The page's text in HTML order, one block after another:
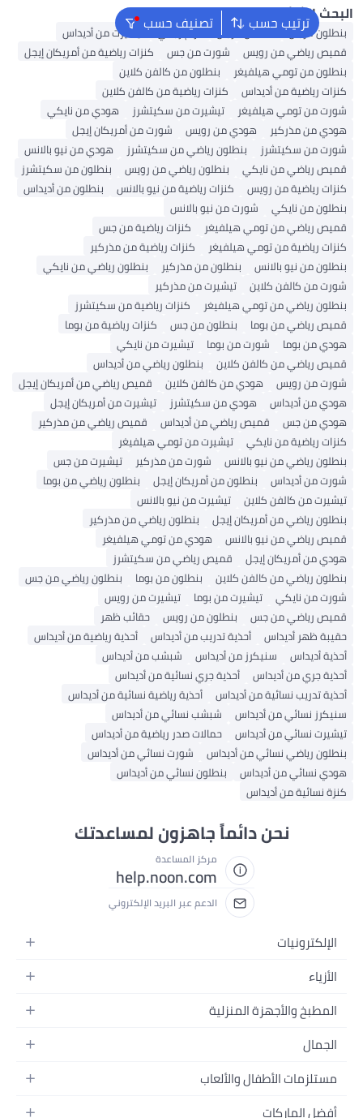
ترتيب حسب تصنيف حسب الشائع
للرجال قمصان للرجال حزام رجالي
تيشيرت من أديداس
رياضي من رويس
شورت من جس
كنزات رياضية من أمريكان إيجل
من تومي هيلفيغر
بنطلون من كالفن كلاين
رياضية من أديداس
كنزات رياضية من كالفن كلاين
من تومي هيلفيغر
تيشيرت من سكيتشرز
هودي من نايكي
من مذركير
هودي من رويس
شورت من أمريكان إيجل
من سكيتشرز
بنطلون رياضي من سكيتشرز
هودي من نيو بالانس
رياضي من نايكي
بنطلون رياضي من رويس
بنطلون من سكيتشرز
رياضية من رويس
كنزات رياضية من نيو بالانس
بنطلون من أديداس
من نايكي
شورت من نيو بالانس
رياضي من تومي هيلفيغر
كنزات رياضية من جس
رياضية من تومي هيلفيغر
كنزات رياضية من مذركير
من نيو بالانس
بنطلون من مذركير
بنطلون رياضي من نايكي
من كالفن كلاين
تيشيرت من مذركير
رياضي من تومي هيلفيغر
كنزات رياضية من سكيتشرز
رياضي من بوما
بنطلون من جس
كنزات رياضية من بوما
من بوما
شورت من بوما
تيشيرت من نايكي
رياضي من كالفن كلاين
بنطلون رياضي من أديداس
من رويس
هودي من كالفن كلاين
قميص رياضي من أمريكان إيجل
من أديداس
هودي من سكيتشرز
تيشيرت من أمريكان إيجل
من جس
قميص رياضي من أديداس
قميص رياضي من مذركير
رياضية من نايكي
تيشيرت من تومي هيلفيغر
رياضي من نيو بالانس
شورت من مذركير
تيشيرت من جس
من أديداس
بنطلون من أمريكان إيجل
بنطلون رياضي من بوما
من كالفن كلاين
تيشيرت من نيو بالانس
رياضي من أمريكان إيجل
بنطلون رياضي من مذركير
رياضي من نيو بالانس
هودي من تومي هيلفيغر
من أمريكان إيجل
قميص رياضي من سكيتشرز
رياضي من كالفن كلاين
بنطلون من بوما
بنطلون رياضي من جس
من نايكي
تيشيرت من بوما
تيشيرت من رويس
رياضي من جس
بنطلون من رويس
حقائب ظهر
ظهر أديداس
أحذية تدريب من أديداس
أحذية رياضية من أديداس
أديداس
سنيكرز من أديداس
شبشب من أديداس
جري من أديداس
أحذية جري نسائية من أديداس
تدريب نسائية من أديداس
أحذية رياضية نسائية من أديداس
نسائي من أديداس
شبشب نسائي من أديداس
نسائي من أديداس
حمالات صدر رياضية من أديداس
رياضي نسائي من أديداس
شورت نسائي من أديداس
نسائي من أديداس
بنطلون نسائي من أديداس
نسائية من أديداس
نحن دائماً جاهزون لمساعدتك
مركز المساعدة
help.noon.com
الدعم عبر البريد الإلكتروني
المنزلية
نسائية
البنات
الأولاد
والأجهزة المنزلية
والسفرة
وتحسين المنزل
الأطفال والألعاب
الماركات